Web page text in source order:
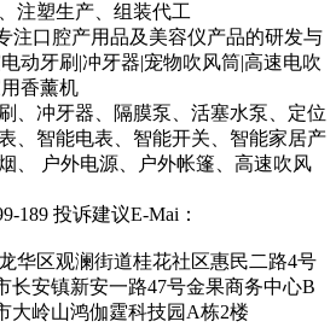
注塑生产、组装代工
注口腔产用品及美容仪产品的研发与
动牙刷|冲牙器|宠物吹风筒|高速电吹
香薰机
、冲牙器、隔膜泵、活塞水泵、定位
、智能电表、智能开关、智能家居产
、 户外电源、户外帐篷、高速吹风
189 投诉建议E-Mai：
华区观澜街道桂花社区惠民二路4号
长安镇新安一路47号金果商务中心B
大岭山鸿伽霆科技园A栋2楼